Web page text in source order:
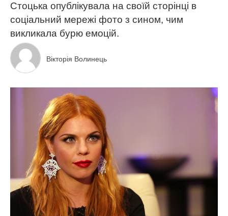
Стоцька опублікувала на своїй сторінці в
соціальний мережі фото з сином, чим
викликала бурю емоцій.
Вікторія Волинець